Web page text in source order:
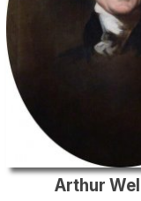
Arthur